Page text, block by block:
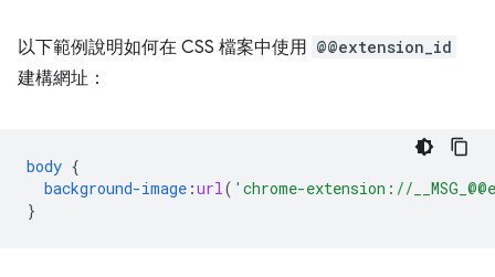
以下範例說明如何在 CSS 檔案中使用 @@extension_id
建構網址：
body {
background-image :url( 'chrome-extension://
}